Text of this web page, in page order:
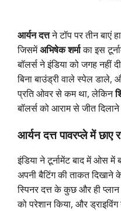
आर्यन दत्तने टॉप पर तीन
जिसमेंअभिषेक शर्माका इस
बॉलर्स ने इंडिया को जगह नहीं
बिना बाउंड्री वाले स्पेल
प्रति ओवर से कम था, लेकिन
बॉलर्स को आराम से जीत
आर्यन दत्त पावरप्ले में छाए
इंडिया ने टूर्नामेंट बाद में ओस
अपनी बैटिंग की ताकत
स्पिनर दत्त के कुछ और ही
को परेशान किया, और